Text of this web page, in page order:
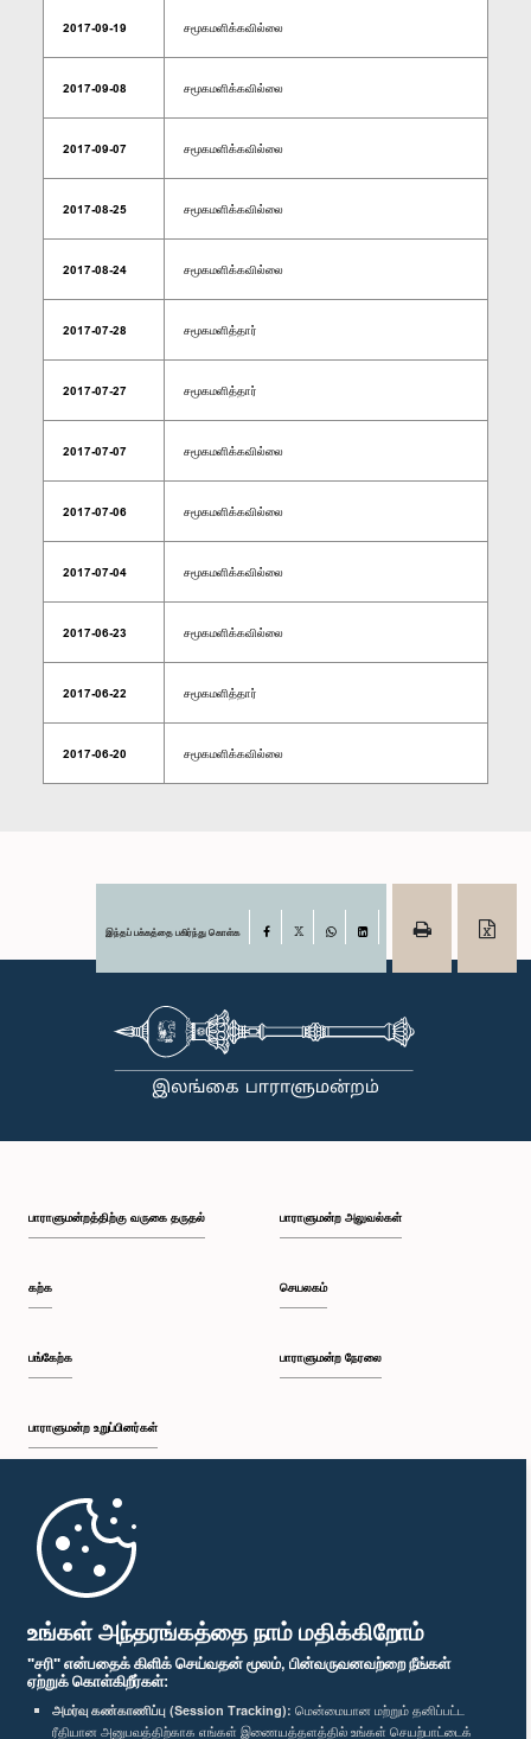
உங்கள் அந்தரங்கத்தை நாம் மதிக்கிறோம்
"சரி" என்பதைக் கிளிக் செய்வதன் மூலம், பின்வருவனவற்றை நீங்கள்
ஏற்றுக் கொள்கிறீர்கள்:
அமர்வு கண்காணிப்பு (Session Tracking): மென்மையான மற்றும் தனிப்பட்ட
ரீதியான அனுபவத்திற்காக எங்கள் இணையத்தளத்தில் உங்கள் செயற்பாட்டைக்
2017-09-19 சமூகமளிக்கவில்லை
2017-09-08 சமூகமளிக்கவில்லை
2017-09-07 சமூகமளிக்கவில்லை
2017-08-25 சமூகமளிக்கவில்லை
2017-08-24 சமூகமளிக்கவில்லை
2017-07-28 சமூகமளித்தார்
2017-07-27 சமூகமளித்தார்
2017-07-07 சமூகமளிக்கவில்லை
2017-07-06 சமூகமளிக்கவில்லை
2017-07-04 சமூகமளிக்கவில்லை
2017-06-23 சமூகமளிக்கவில்லை
2017-06-22 சமூகமளித்தார்
2017-06-20 சமூகமளிக்கவில்லை
இந்தப் பக்கத்தை பகிர்ந்து கொள்க Facebook
பாராளுமன்றத்திற்கு வருகை தருதல்
கற்க
பங்கேற்க
பாராளுமன்ற உறுப்பினர்கள்
முதற்பக்கம்
பாராளுமன்ற அலுவல்கள்
செயலகம்
பாராளுமன்ற நேரலை
பாராளுமன்ற கையடக்க செயலி
எம்மை பின்தொடர்க :